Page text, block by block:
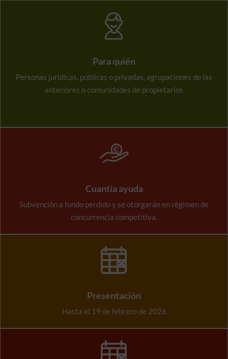
Para quién
Personas jurídicas, públicas o privadas, agrupaciones de las
anteriores o comunidades de propietarios
Cuantía ayuda
Subvención a fondo perdido y se otorgarán en régimen de
concurrencia competitiva.
Presentación
Hasta el 19 de febrero de 2026